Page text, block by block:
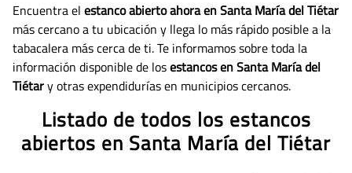
Encuentra el estanco abierto ahora en Santa María del Tiétar
más cercano a tu ubicación y llega lo más rápido posible a la
tabacalera más cerca de ti. Te informamos sobre toda la
información disponible de losestancos en Santa María del
Tiétary otras expendidurías en municipios cercanos.
Listado de todos los estancos
abiertos en Santa María del Tiétar